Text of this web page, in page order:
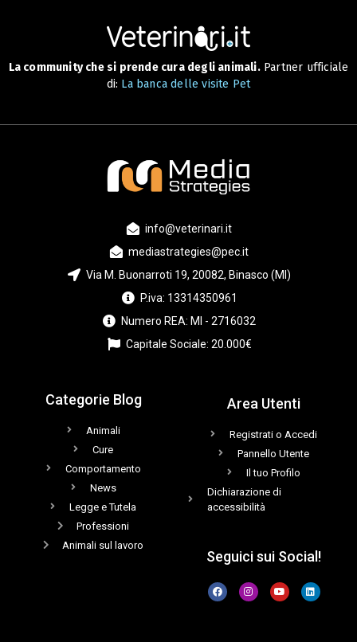
La community che si prende cura degli animali.Partner ufficiale
di: La banca delle visite Pet
info@veterinari.it
mediastrategies@pec.it
Via M. Buonarroti 19, 20082, Binasco (MI)
P.iva: 13314350961
Numero REA: MI - 2716032
Capitale Sociale: 20.000€
Categorie Blog
Animali
Cure
Comportamento
News
Legge e Tutela
Professioni
Animali sul lavoro
Area Utenti
Registrati o Accedi
Pannello Utente
Il tuo Profilo
Dichiarazione di
accessibilità
Seguici sui Social!